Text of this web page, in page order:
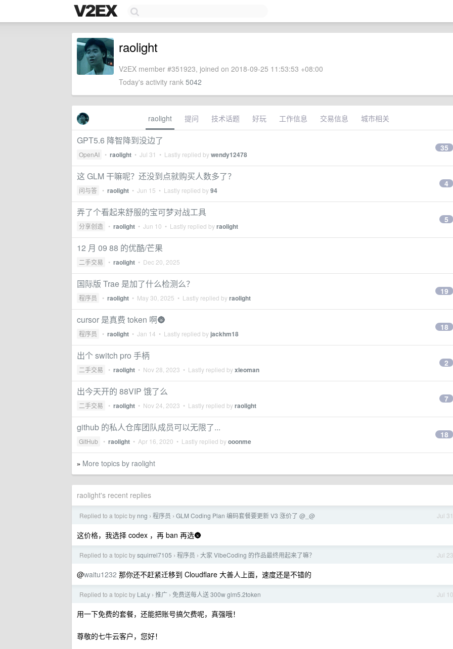
raolight
V2EX member #351923, joined on 2018-09-25 11:53:53 +08:00
Today's activity rank 5042
raolight 提问 技术话题 好玩 工作信息 交易信息 城市相关
GPT5.6 降智降到没边了
OpenAI • raolight • Jul 31 • Lastly replied bywendy12478
35
这 GLM 干嘛呢？还没到点就购买人数多了？
问与答 • raolight • Jun 15 • Lastly replied by94
4
弄了个看起来舒服的宝可梦对战工具
分享创造 • raolight • Jun 10 • Lastly replied byraolight
5
12 月 09 88 的优酷/芒果
二手交易 • raolight • Dec 20, 2025
国际版 Trae 是加了什么检测么？
程序员 • raolight • May 30, 2025 • Lastly replied byraolight
19
cursor 是真费 token 啊🌚
程序员 • raolight • Jan 14 • Lastly replied by jackhm18
18
出个 switch pro 手柄
二手交易 • raolight • Nov 28, 2023 • Lastly replied byxleoman
2
出今天开的 88VIP 饿了么
二手交易 • raolight • Nov 24, 2023 • Lastly replied byraolight
7
github 的私人仓库团队成员可以无限了...
GitHub • raolight • Apr 16, 2020 • Lastly replied byooonme
18
» More topics by raolight
raolight's recent replies
Jul 31
Replied to a topic by nng › 程序员 › GLM Coding Plan 编码套餐要更新 V3 涨价了 @_@
这价格，我选择 codex ，再 ban 再选🌚
Jul 23
Replied to a topic bysquirrel7105 › 程序员 › 大家 VibeCoding 的作品最终用起来了嘛？
@waitu1232 那你还不赶紧迁移到 Cloudflare 大善人上面，速度还是不错的
Jul 10
Replied to a topic by LaLy › 推广 › 免费送每人送 300w glm5.2token
用一下免费的套餐，还能把账号搞欠费呢，真强哦！
尊敬的七牛云客户，您好！